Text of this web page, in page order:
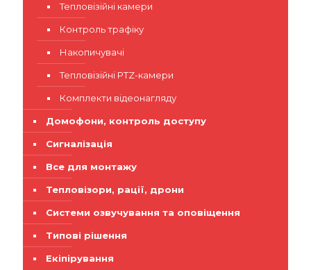
Тепловізійні камери
Контроль трафіку
Накопичувачі
Тепловізійні PTZ-камери
Комплекти відеонагляду
Домофони, контроль доступу
Сигналізація
Все для монтажу
Тепловізори, рації, дрони
Системи озвучування та оповіщення
Типові рішення
Екіпірування